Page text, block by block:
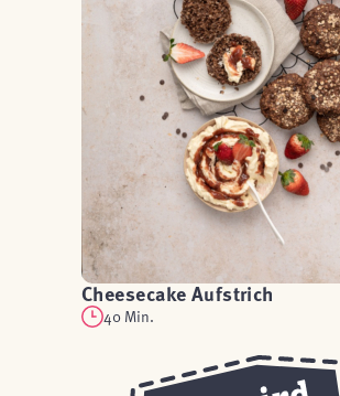
Cheesecake Aufstrich
40 Min.